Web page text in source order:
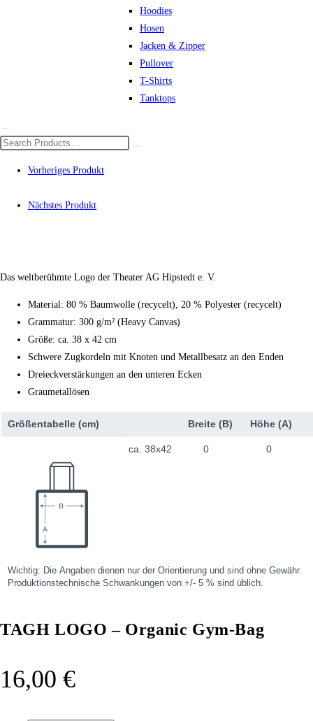
Hoodies
Hosen
Jacken & Zipper
Pullover
T-Shirts
Tanktops
Vorheriges Produkt
Nächstes Produkt
Das weltberühmte Logo der Theater AG Hipstedt e. V.
Material: 80 % Baumwolle (recycelt), 20 % Polyester (recycelt)
Grammatur: 300 g/m² (Heavy Canvas)
Größe: ca. 38 x 42 cm
Schwere Zugkordeln mit Knoten und Metallbesatz an den Enden
Dreieckverstärkungen an den unteren Ecken
Graumetallösen
TAGH LOGO – Organic Gym-Bag
16,00 €